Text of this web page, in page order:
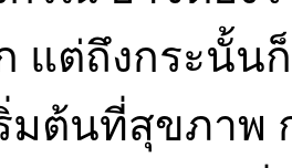
แต่ถึงกระนั้
มต้นที่สุขภาพ